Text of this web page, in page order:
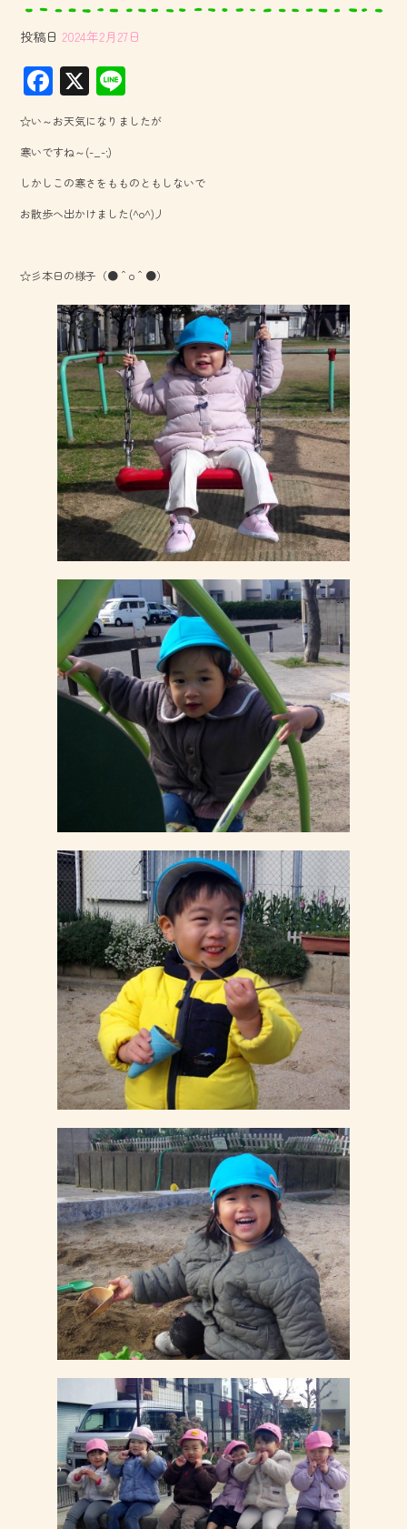
投稿日 2024年2月27日
F
ac
e
b
o
ok
X
ne
☆い～お天気になりましたが
寒いですね～(-_-;)
しかしこの寒さをもものともしないで
お散歩へ出かけました(^o^)丿
☆彡本日の様子（●＾o＾●）